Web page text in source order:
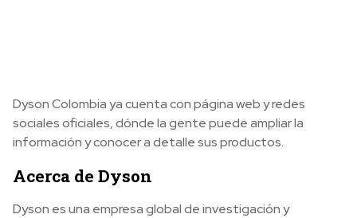
Dyson Colombia ya cuenta con página web y redes
sociales oficiales, dónde la gente puede ampliar la
información y conocer a detalle sus productos.
Acerca de Dyson
Dyson es una empresa global de investigación y